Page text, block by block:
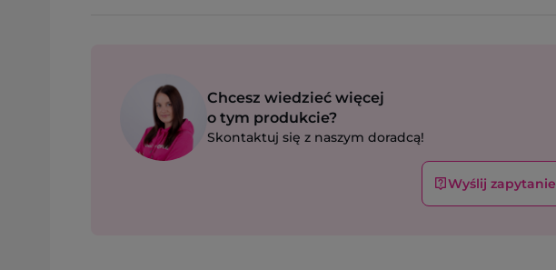
Chcesz wiedzieć więcej
o tym produkcie?
Skontaktuj się z naszym doradcą!
Wyślij zapytanie